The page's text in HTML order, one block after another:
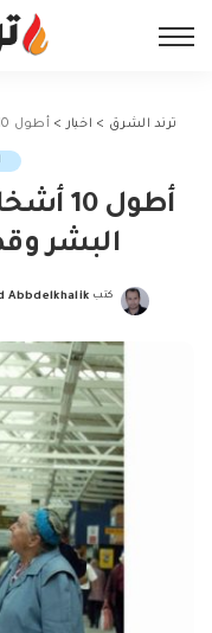
ترند الشرق > اخبار > أطول 10 أشخاص في العالم: عملاقة البشر وقصصهم المدهشة
أطول
البشر
Posted
كتب Abbdelkhalik